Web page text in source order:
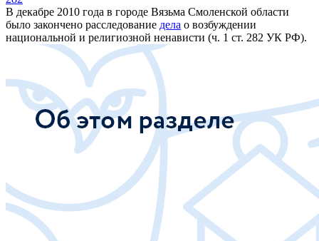
В декабре 2010 года в городе Вязьма Смоленской области
было закончено расследование дела о возбуждении
национальной и религиозной ненависти (ч. 1 ст. 282 УК РФ).